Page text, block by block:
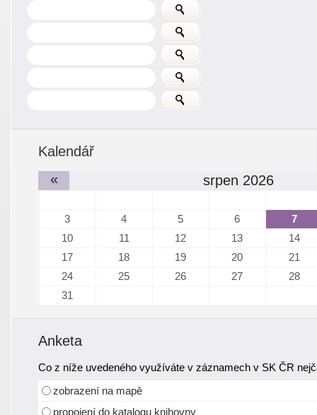
Kalendář
«
srpen 2026
3 4 5 6
7
10
11 12 13
14
17
18 19 20
21
24
25 26 27
28
31
Anketa
Co z níže uvedeného využíváte v záznamech v SK ČR
zobrazení na mapě
propojení do katalogu knihovny